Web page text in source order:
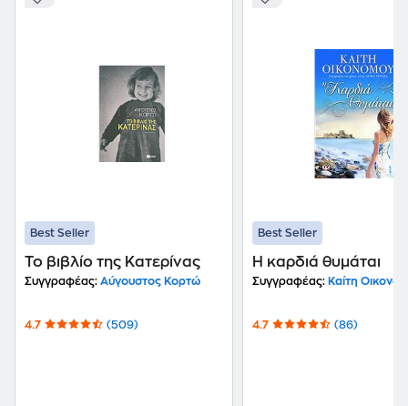
Best Seller
Το βιβλίο της Κατερίνας
Συγγραφέας: Αύγουστος Κορτώ
4.7 (509)
Best Seller
Η καρδιά θυμάται
Συγγραφέας: Καίτη
4.7 (86)